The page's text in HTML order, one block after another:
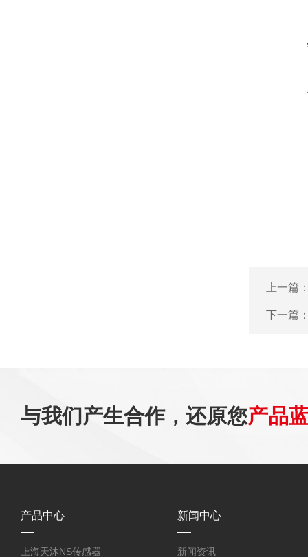
上一篇
下一篇
与我们产生合作，还原您产品
产品中心
上海天沐NS传感器
新闻中心
新闻资讯